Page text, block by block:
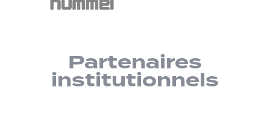
Partenaires
institutionnels